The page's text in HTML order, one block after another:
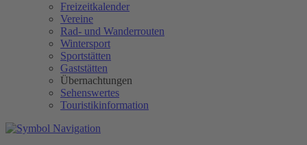
Freizeitkalender
Vereine
Rad- und Wanderrouten
Wintersport
Sportstätten
Gaststätten
Übernachtungen
Sehenswertes
Touristikinformation